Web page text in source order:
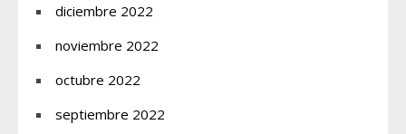
diciembre 2022
noviembre 2022
octubre 2022
septiembre 2022